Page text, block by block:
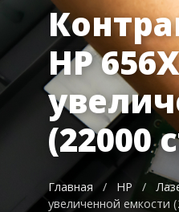
HP
(22000
Главная / HP /
увеличенной емкости